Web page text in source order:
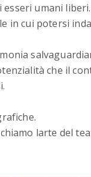
umani liberi.
in cui potersi
che il
larte del